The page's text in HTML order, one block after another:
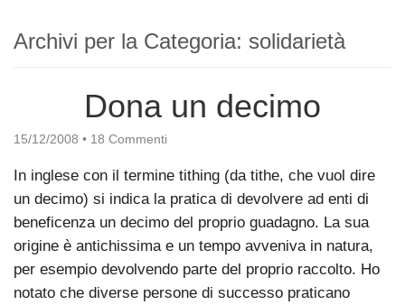
Archivi per la Categoria: solidarietà
Dona un decimo
15/12/2008 • 18 Commenti
In inglese con il termine tithing (da tithe, che vuol dire
un decimo) si indica la pratica di devolvere ad enti di
beneficenza un decimo del proprio guadagno. La sua
origine è antichissima e un tempo avveniva in natura,
per esempio devolvendo parte del proprio raccolto. Ho
notato che diverse persone di successo praticano